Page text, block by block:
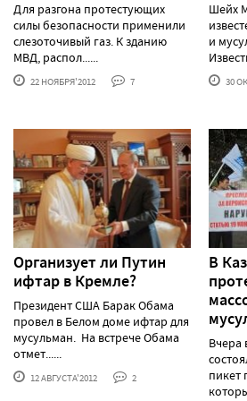
Для разгона протестующих
силы безопасности применили
слезоточивый газ. К зданию
МВД, распол......
22 НОЯБРЯ'2012 7
Шейх
и
30
Организует ли Путин
ифтар в Кремле?
Президент США Барак Обама
провел в Белом доме ифтар для
мусульман. На встрече Обама
отмет......
12 АВГУСТА'2012 2
В
Вчера
пикет